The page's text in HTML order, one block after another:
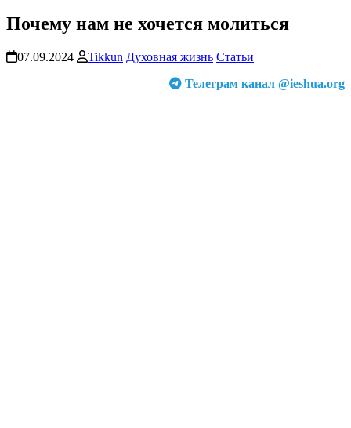
Почему нам не хочется молиться
07.09.2024 Tikkun Духовная жизнь Статьи
Телеграм канал @ieshua.org